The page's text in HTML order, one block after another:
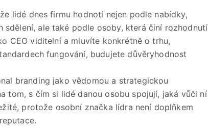
lidé dnes firmu hodnotí nejen podle nabídky,
ale také podle osoby, která činí rozhodnutí
CEO viditelní a mluvíte konkrétně o trhu,
fungování, budujete důvěryhodnost
branding jako vědomou a strategickou
tom, s čím si lidé danou osobu spojují, jaká vůči ní
protože osobní značka lídra není doplňkem